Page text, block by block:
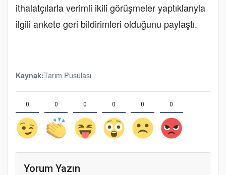
ithalatçılarla verimli ikili görüşmeler yaptıklarıyla
ilgili ankete geri bildirimleri olduğunu paylaştı.
Kaynak:Tarım Pusulası
0 0 0 0 0 0
Yorum Yazın